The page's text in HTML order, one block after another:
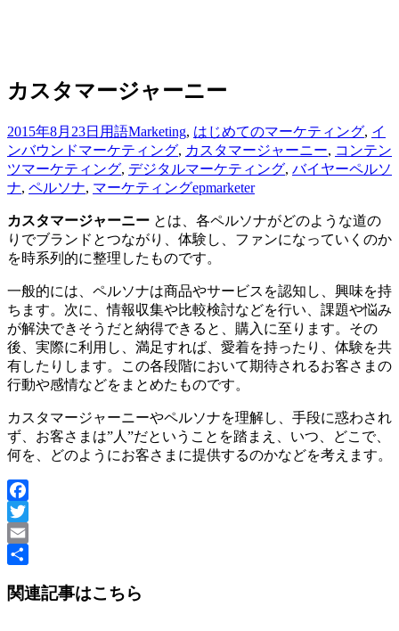
カスタマージャーニー
2015年8月23日 用語Marketing, はじめてのマーケティング, イ
ンバウンドマーケティング, カスタマージャーニー, コンテン
ツマーケティング, デジタルマーケティング, バイヤーペルソ
ナ, ペルソナ, マーケティングepmarketer
カスタマージャーニー とは、各ペルソナがどのような道の
りでブランドとつながり、体験し、ファンになっていくのか
を時系列的に整理したものです。
一般的には、ペルソナは商品やサービスを認知し、興味を持
ちます。次に、情報収集や比較検討などを行い、課題や悩み
が解決できそうだと納得できると、購入に至ります。その
後、実際に利用し、満足すれば、愛着を持ったり、体験を共
有したりします。この各段階において期待されるお客さまの
行動や感情などをまとめたものです。
カスタマージャーニーやペルソナを理解し、手段に惑わされ
ず、お客さまは”人”だということを踏まえ、いつ、どこで、
何を、どのようにお客さまに提供するのかなどを考えます。
Facebook
Twitter
Email
有
関連記事はこちら